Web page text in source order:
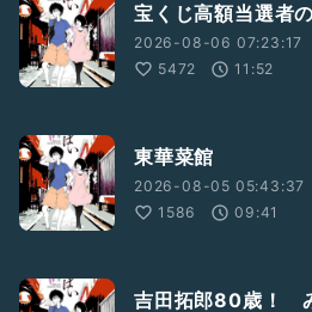
宝くじ高額当選者
2026-08-06 07:23:17
5472
11:52
東華菜館
2026-08-05 05:43:37
1586
09:41
吉田拓郎80歳！